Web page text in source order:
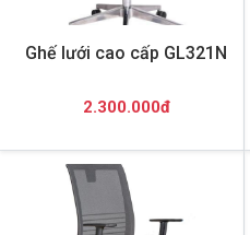
Ghế lưới cao cấp GL321N
2.300.000đ